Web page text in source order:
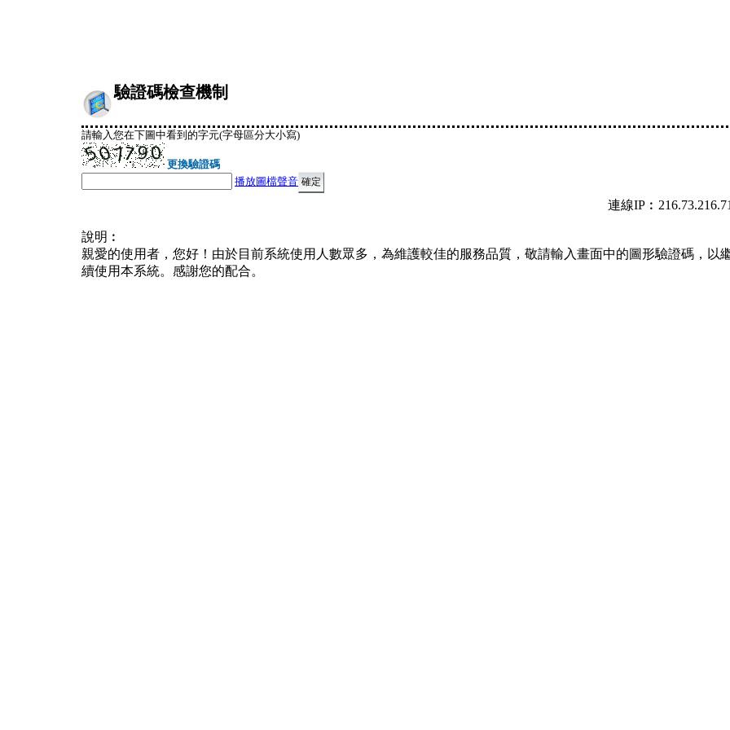
驗證碼檢查機制
請輸入您在下圖中看到的字元(字母區分大小寫)
更換驗證碼
播放圖檔聲音
連線
說明︰
親愛的使用者，您好！由於目前系統使用人數眾多，為維護較佳的服務品質，敬請輸入畫面中的圖形驗證碼，以
續使用本系統。感謝您的配合。